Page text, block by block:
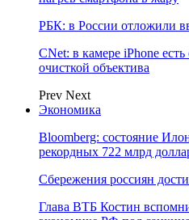
РБК: в России отложили
CNet: в камере iPhone
очисткой объектива
Prev Next
Экономика
Bloomberg: состояние
рекордных 722 млрд
Сбережения россиян
Глава ВТБ Костин